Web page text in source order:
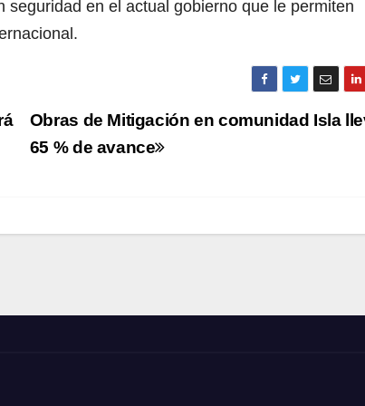
en el actual gobierno que le permiten
Obras de Mitigación en comunidad Isla
65 % de avance